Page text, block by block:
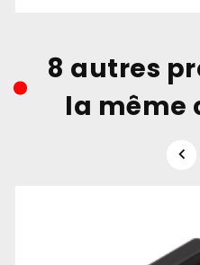
8 autres
la même
